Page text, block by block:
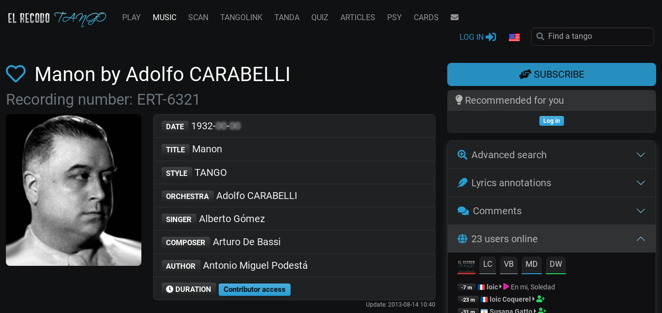
PLAY MUSIC SCAN TANGOLINK TANDA QUIZ ARTICLES PSY CARDS
LOG IN
Manon by Adolfo CARABELLI
Recording number: ERT-6321
DATE 1932-00-00
TITLE Manon
STYLE TANGO
ORCHESTRA Adolfo CARABELLI
SINGER Alberto Gómez
COMPOSER Arturo De Bassi
AUTHOR Antonio Miguel Podestá
DURATION Contributor access
Update: 2013-08-14 10:40
SUBSCRIBE
Recommended for you
Log in
Advanced search
Lyrics annotations
Comments
23 users online
LC VB MD DW
-7 m loic En mi, Soledad
-23 m loic Coquerel
Susana Gatto